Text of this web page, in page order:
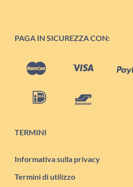
PAGA IN SICUREZZA CON:
TERMINI
Informativa sulla privacy
Termini di utilizzo